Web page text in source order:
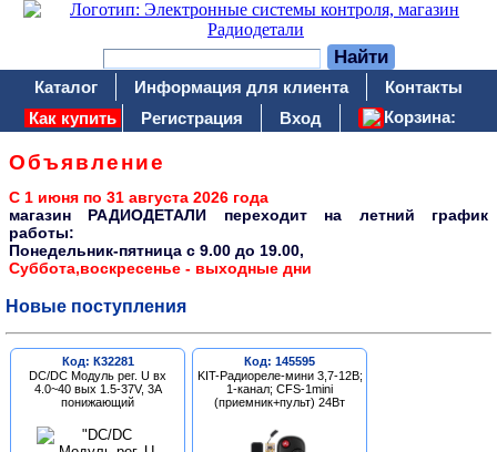
Каталог Информация для клиента
Контакты
Как купить
Регистрация Вход Корзина:
Объявление
С 1 июня по 31 августа 2026 года
магазин РАДИОДЕТАЛИ переходит на летний график
работы:
Понедельник-пятница c 9.00 до 19.00,
Суббота,воскресенье - выходные дни
Новые поступления
Код: К32281
DC/DC Модуль рег. U вх
4.0~40 вых 1.5-37V, 3A
понижающий
Код: 145595
KIT-Радиореле-мини 3,7-12В;
1-канал; CFS-1mini
(приемник+пульт) 24Вт